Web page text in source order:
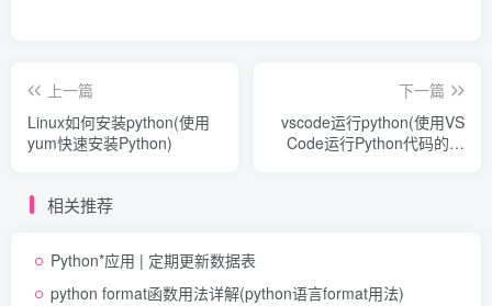
上一篇
Linux如何安装python(使用
yum快速安装Python)
下一篇
vscode运行python(使用VS
Code运行Python代码的方
相关推荐
Python*应用 | 定期更新数据表
python format函数用法详解(python语言format用法)